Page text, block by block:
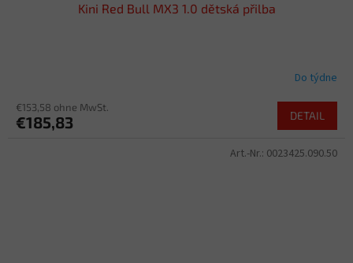
Kini Red Bull MX3 1.0 dětská přilba
Do týdne
€153,58 ohne MwSt.
€185,83 DETAIL
Art.-Nr.: 0023425.090.50